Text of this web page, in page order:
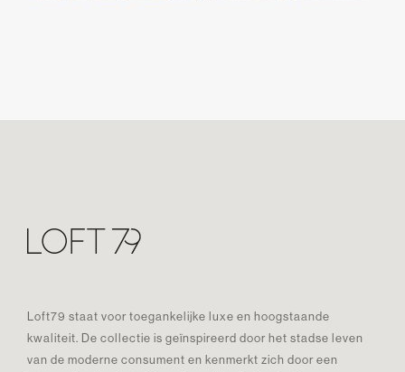
Loft79 staat voor toegankelijke luxe en hoogstaande
kwaliteit. De collectie is geïnspireerd door het stadse leven
van de moderne consument en kenmerkt zich door een